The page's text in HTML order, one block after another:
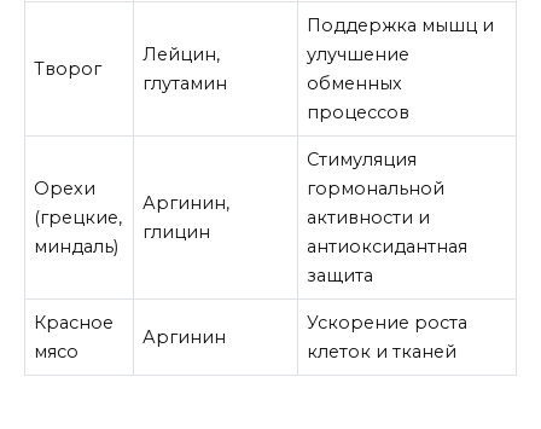
Творог
Лейцин,
глутамин
Поддержка мышц и
улучшение
обменных
процессов
Орехи
(грецкие,
миндаль)
Аргинин,
глицин
Стимуляция
гормональной
активности и
антиоксидантная
защита
Красное
мясо
Аргинин
Ускорение роста
клеток и тканей